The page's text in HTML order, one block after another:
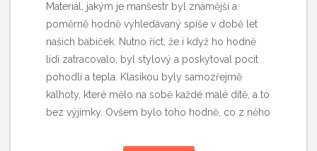
Materiál, jakým je manšestr byl známější a
poměrně hodně vyhledávaný spíše v době let
našich babiček. Nutno říct, že i když ho hodně
lidí zatracovalo, byl stylový a poskytoval pocit
pohodlí a tepla. Klasikou byly samozřejmě
kalhoty, které mělo na sobě každé malé dítě, a to
bez výjimky. Ovšem bylo toho hodně, co z něho